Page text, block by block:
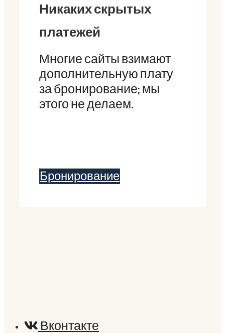
Никаких скрытых
платежей
Многие сайты взимают
дополнительную плату
за бронирование; мы
этого не делаем.
Бронирование
Вконтакте